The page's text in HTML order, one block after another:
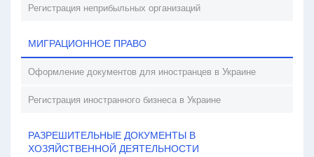
Регистрация неприбыльных организаций
МИГРАЦИОННОЕ ПРАВО
Оформление документов для иностранцев в Украине
Регистрация иностранного бизнеса в Украине
РАЗРЕШИТЕЛЬНЫЕ ДОКУМЕНТЫ В
ХОЗЯЙСТВЕННОЙ ДЕЯТЕЛЬНОСТИ